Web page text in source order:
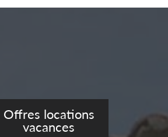
Offres locations
vacances